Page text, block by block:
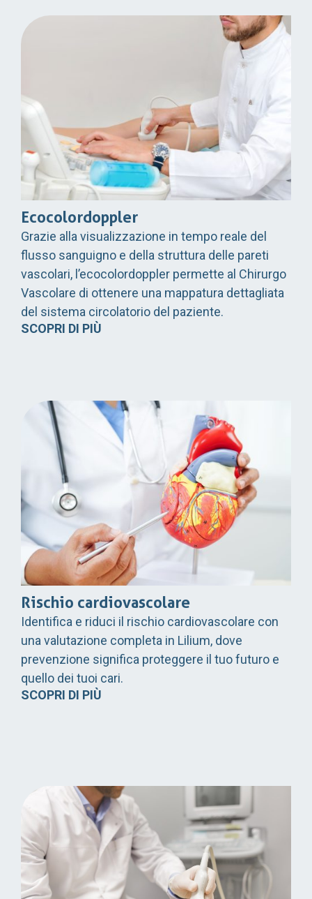
Ecocolordoppler
Grazie alla visualizzazione in tempo reale del
flusso sanguigno e della struttura delle pareti
vascolari, l’ecocolordoppler permette al Chirurgo
Vascolare di ottenere una mappatura dettagliata
del sistema circolatorio del paziente.
SCOPRI DI PIÙ
Rischio cardiovascolare
Identifica e riduci il rischio cardiovascolare con
una valutazione completa in Lilium, dove
prevenzione significa proteggere il tuo futuro e
quello dei tuoi cari.
SCOPRI DI PIÙ